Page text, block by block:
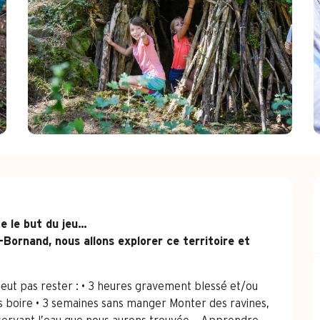
le but du jeu…
nous allons explorer ce territoire et
pas rester : • 3 heures gravement blessé et/ou
• 3 semaines sans manger Monter des ravines,